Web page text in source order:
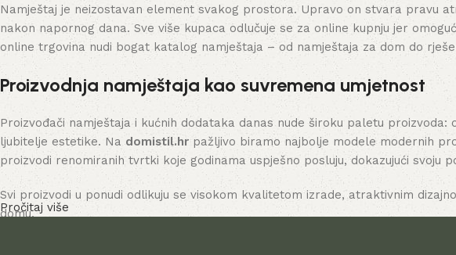
Namještaj je neizostavan element svakog prostora. Upravo on stvara pravu
nakon napornog dana. Sve više kupaca odlučuje se za online kupnju jer
online trgovina nudi bogat katalog namještaja – od namještaja za dom do
Proizvodnja namještaja kao suvremena umjetnost
Proizvođači namještaja i kućnih dodataka danas nude široku paletu
ljubitelje estetike. Nadomistil.hr pažljivo biramo najbolje modele modernih
proizvodi renomiranih tvrtki koje godinama uspješno posluju, dokazujući svoju
Svi proizvodi u ponudi odlikuju se visokom kvalitetom izrade, atraktivnim
domu.
Pročitaj više